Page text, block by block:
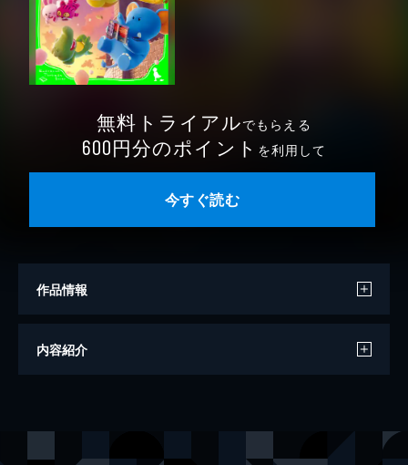
無料トライアルでもらえる
600円分のポイント を利用して
今すぐ読む
作品情報
脚本
内容紹介